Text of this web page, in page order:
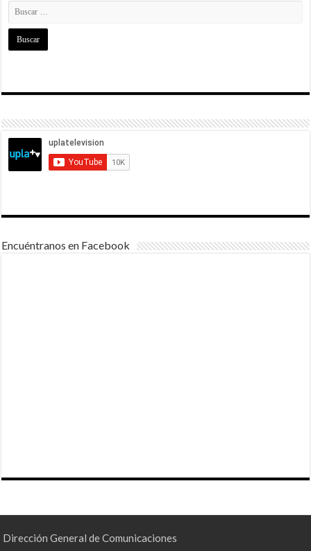
Encuéntranos en Facebook
Dirección General de Comunicaciones